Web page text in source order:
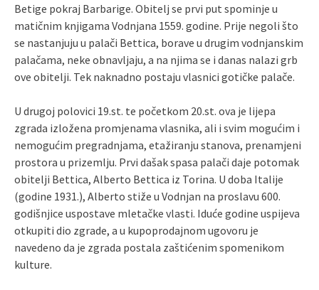
Betige pokraj Barbarige. Obitelj se prvi put spominje u
matičnim knjigama Vodnjana 1559. godine. Prije negoli što
se nastanjuju u palači Bettica, borave u drugim vodnjanskim
palačama, neke obnavljaju, a na njima se i danas nalazi grb
ove obitelji. Tek naknadno postaju vlasnici gotičke palače.
U drugoj polovici 19.st. te početkom 20.st. ova je lijepa
zgrada izložena promjenama vlasnika, ali i svim mogućim i
nemogućim pregradnjama, etažiranju stanova, prenamjeni
prostora u prizemlju. Prvi dašak spasa palači daje potomak
obitelji Bettica, Alberto Bettica iz Torina. U doba Italije
(godine 1931.), Alberto stiže u Vodnjan na proslavu 600.
godišnjice uspostave mletačke vlasti. Iduće godine uspijeva
otkupiti dio zgrade, a u kupoprodajnom ugovoru je
navedeno da je zgrada postala zaštićenim spomenikom
kulture.